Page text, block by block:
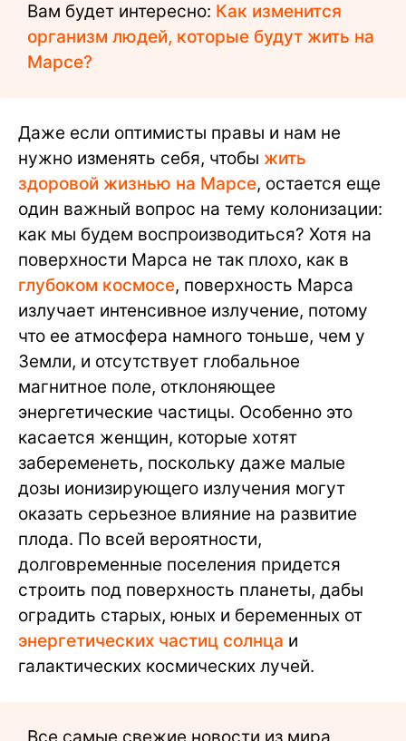
Вам будет интересно: Как изменится
организм людей, которые будут жить на
Марсе?
Даже если оптимисты правы и нам не
нужно изменять себя, чтобы жить
здоровой жизнью на Марсе, остается еще
один важный вопрос на тему колонизации:
как мы будем воспроизводиться? Хотя на
поверхности Марса не так плохо, как в
глубоком космосе, поверхность Марса
излучает интенсивное излучение, потому
что ее атмосфера намного тоньше, чем у
Земли, и отсутствует глобальное
магнитное поле, отклоняющее
энергетические частицы. Особенно это
касается женщин, которые хотят
забеременеть, поскольку даже малые
дозы ионизирующего излучения могут
оказать серьезное влияние на развитие
плода. По всей вероятности,
долговременные поселения придется
строить под поверхность планеты, дабы
оградить старых, юных и беременных от
энергетических частиц солнца и
галактических космических лучей.